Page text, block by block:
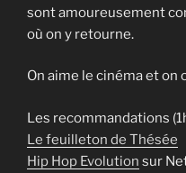
sont amoureusement
où on y retourne.
On aime le cinéma et on
Les recommandations
Le feuilleton de Thésée
Hip Hop Evolution sur